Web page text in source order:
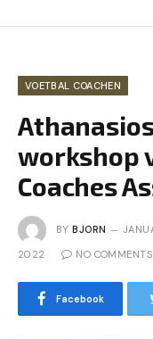
VOETBAL COACHEN
workshop
Coaches
BY BJORN
2022 NO COMMENTS
Facebook